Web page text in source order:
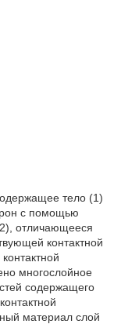
тело (1)
с помощью
отличающееся
контактной
многослойное
содержащего
материал слой